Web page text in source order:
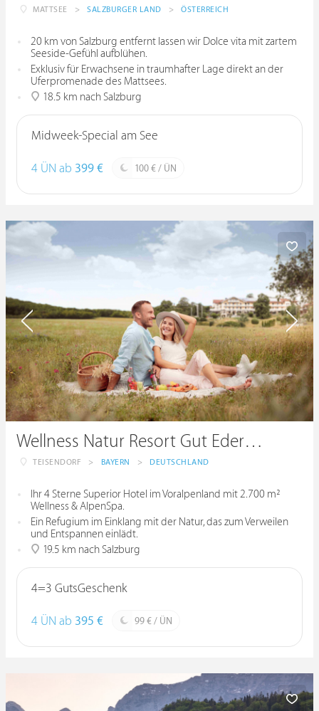
MATTSEE > SALZBURGER LAND > ÖSTERREICH
20 km von Salzburg entfernt lassen wir Dolce vita mit zartem
Seeside-Gefühl aufblühen.
Exklusiv für Erwachsene in traumhafter Lage direkt an der
Uferpromenade des Mattsees.
18.5 km nach Salzburg
Midweek-Special am See
4 ÜN ab 399 € 100 € / ÜN
Wellness Natur Resort Gut Edermann
TEISENDORF > BAYERN > DEUTSCHLAND
Ihr 4 Sterne Superior Hotel im Voralpenland mit 2.700 m²
Wellness & AlpenSpa.
Ein Refugium im Einklang mit der Natur, das zum Verweilen
und Entspannen einlädt.
19.5 km nach Salzburg
4=3 GutsGeschenk
4 ÜN ab 395 € 99 € / ÜN